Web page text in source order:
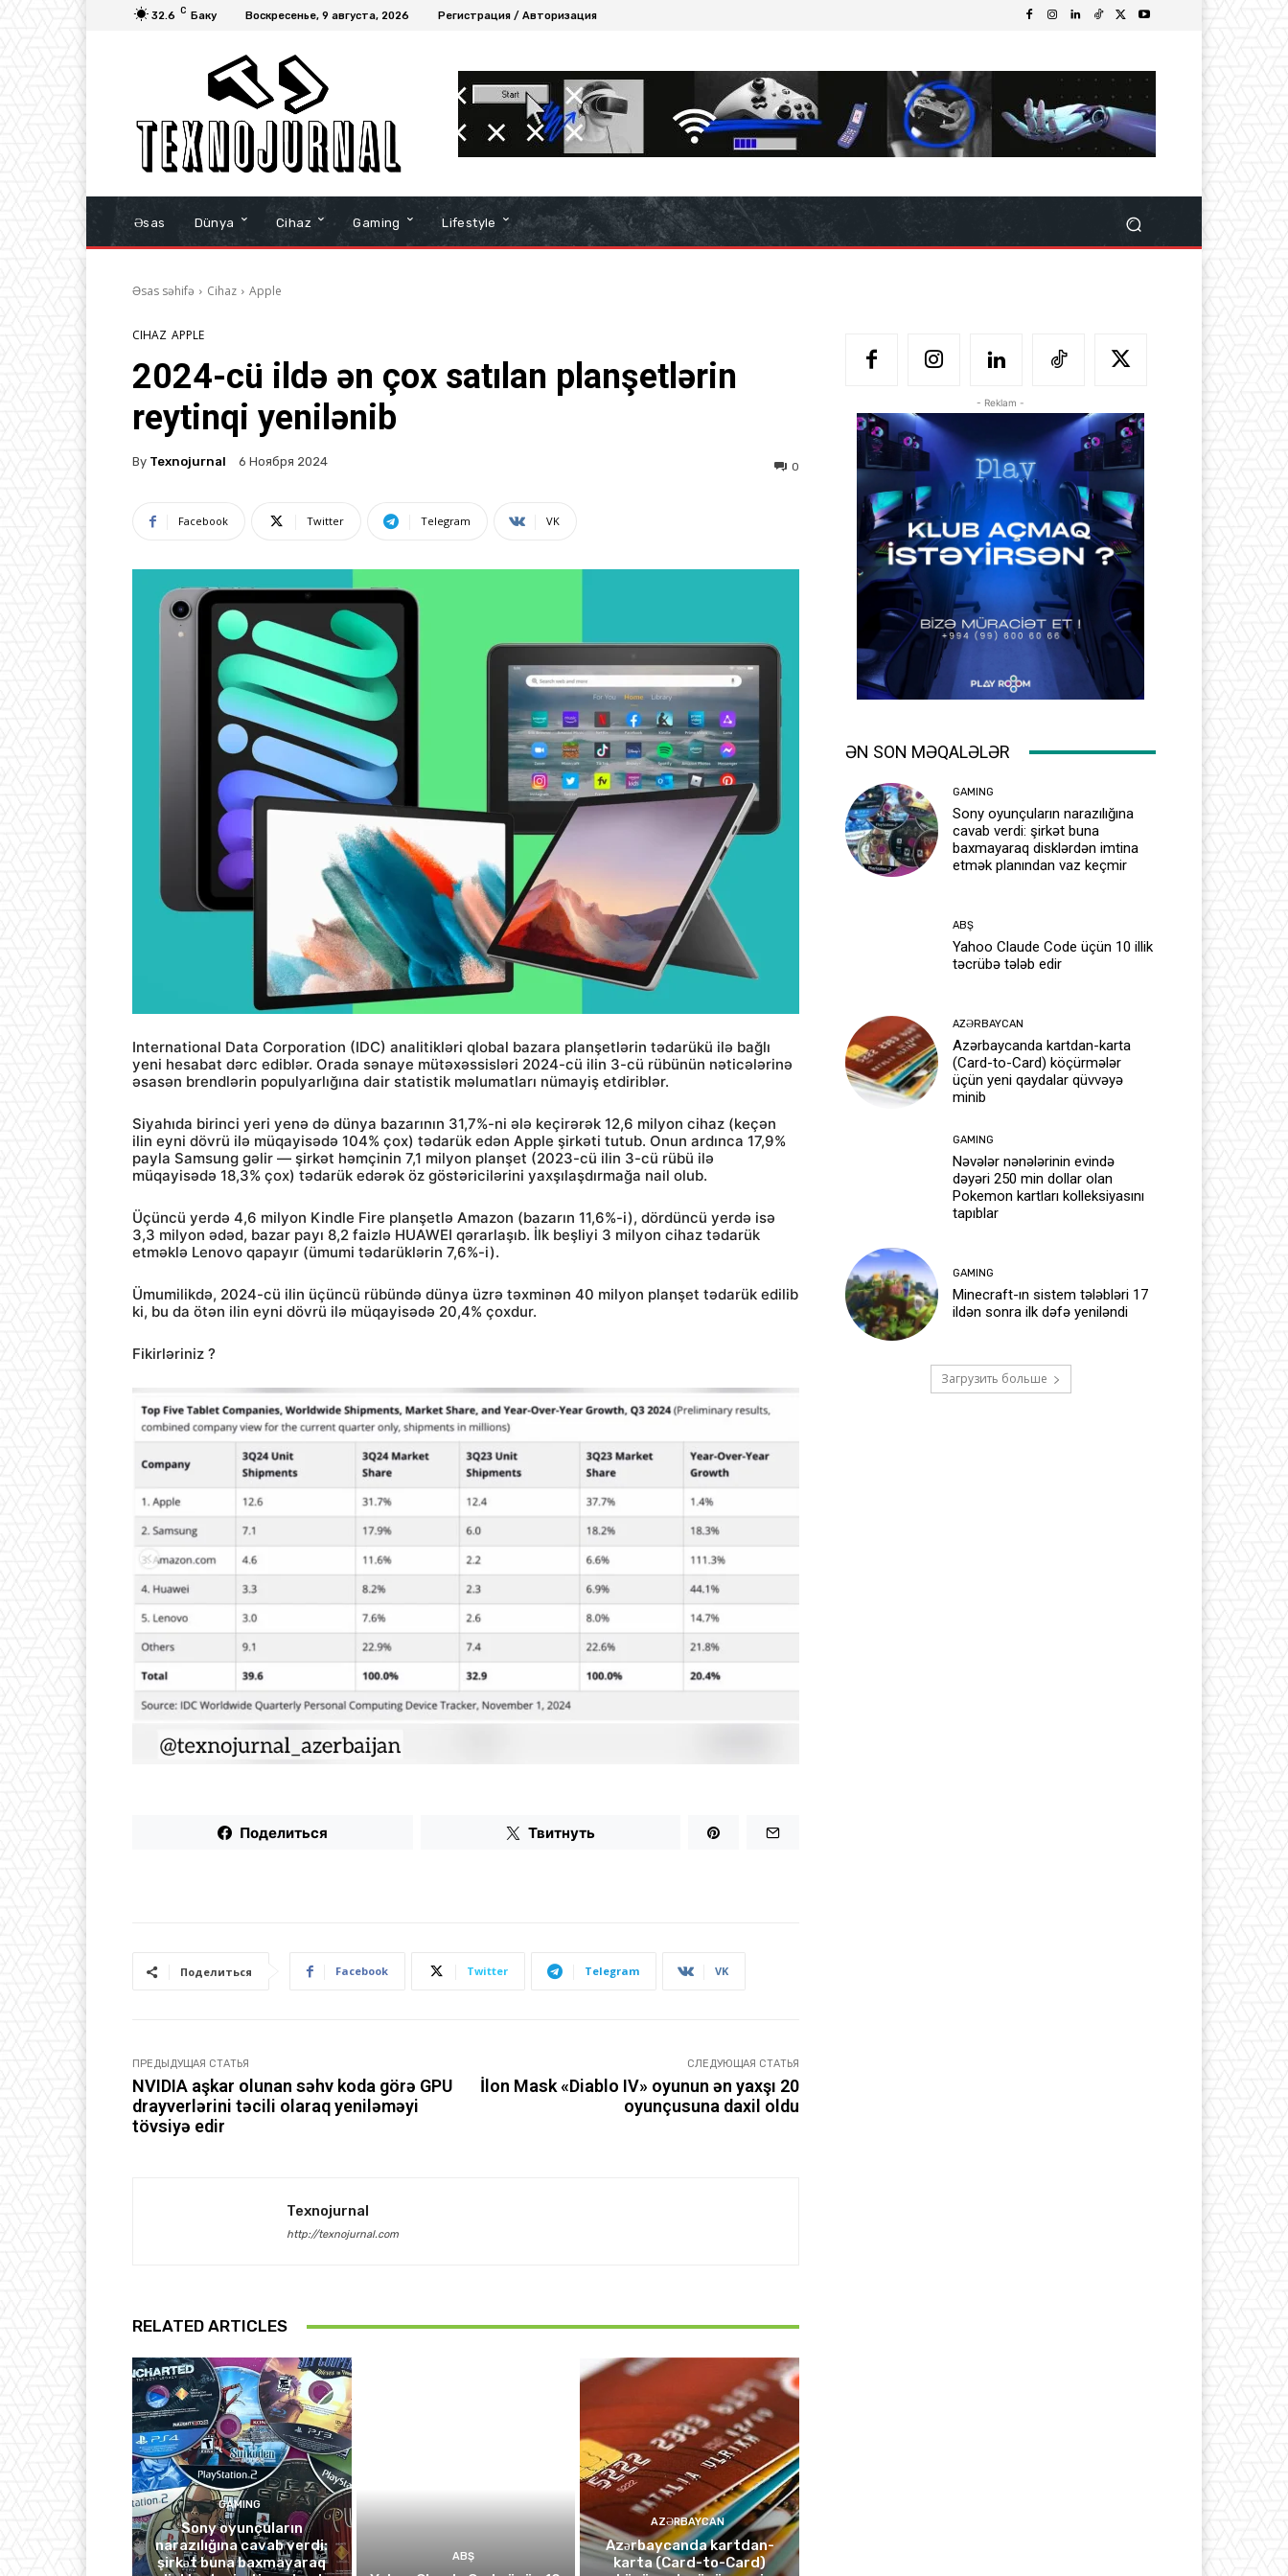
32.6 C Баку Воскресенье, 9 августа, 2026 Регистрация / Авторизация
Əsas Dünya Cihaz Gaming Lifestyle
Əsas səhifə Cihaz Apple
CIHAZ APPLE
2024-cü ildə ən çox satılan planşetlərin
reytinqi yenilənib
By Texnojurnal 6 Ноября 2024 0
Facebook Twitter Telegram VK
International Data Corporation (IDC) analitikləri qlobal bazara planşetlərin tədarükü ilə bağlı
yeni hesabat dərc ediblər. Orada sənaye mütəxəssisləri 2024-cü ilin 3-cü rübünün nəticələrinə
əsasən brendlərin populyarlığına dair statistik məlumatları nümayiş etdiriblər.
Siyahıda birinci yeri yenə də dünya bazarının 31,7%-ni ələ keçirərək 12,6 milyon cihaz (keçən
ilin eyni dövrü ilə müqayisədə 104% çox) tədarük edən Apple şirkəti tutub. Onun ardınca 17,9%
payla Samsung gəlir — şirkət həmçinin 7,1 milyon planşet (2023-cü ilin 3-cü rübü ilə
müqayisədə 18,3% çox) tədarük edərək öz göstəricilərini yaxşılaşdırmağa nail olub.
Üçüncü yerdə 4,6 milyon Kindle Fire planşetlə Amazon (bazarın 11,6%-i), dördüncü yerdə isə
3,3 milyon ədəd, bazar payı 8,2 faizlə HUAWEI qərarlaşıb. İlk beşliyi 3 milyon cihaz tədarük
etməklə Lenovo qapayır (ümumi tədarüklərin 7,6%-i).
Ümumilikdə, 2024-cü ilin üçüncü rübündə dünya üzrə təxminən 40 milyon planşet tədarük edilib
ki, bu da ötən ilin eyni dövrü ilə müqayisədə 20,4% çoxdur.
Fikirləriniz ?
Поделиться Твитнуть
Поделиться Facebook Twitter Telegram VK
ПРЕДЫДУЩАЯ СТАТЬЯ
NVIDIA aşkar olunan səhv koda görə GPU
drayverlərini təcili olaraq yeniləməyi
tövsiyə edir
СЛЕДУЮЩАЯ СТАТЬЯ
İlon Mask «Diablo IV» oyunun ən yaxşı 20
oyunçusuna daxil oldu
Texnojurnal
http://texnojurnal.com
RELATED ARTICLES
GAMING
Sony oyunçuların
narazılığına cavab verdi:
şirkət buna baxmayaraq
ABŞ
AZƏRBAYCAN
Azərbaycanda kartdan-
karta (Card-to-Card)
- Reklam -
ƏN SON MƏQALƏLƏR
GAMING
Sony oyunçuların narazılığına
cavab verdi: şirkət buna
baxmayaraq disklərdən imtina
etmək planından vaz keçmir
ABŞ
Yahoo Claude Code üçün 10 illik
təcrübə tələb edir
AZƏRBAYCAN
Azərbaycanda kartdan-karta
(Card-to-Card) köçürmələr
üçün yeni qaydalar qüvvəyə
minib
GAMING
Nəvələr nənələrinin evində
dəyəri 250 min dollar olan
Pokemon kartları kolleksiyasını
tapıblar
GAMING
Minecraft-ın sistem tələbləri 17
ildən sonra ilk dəfə yeniləndi
Загрузить больше